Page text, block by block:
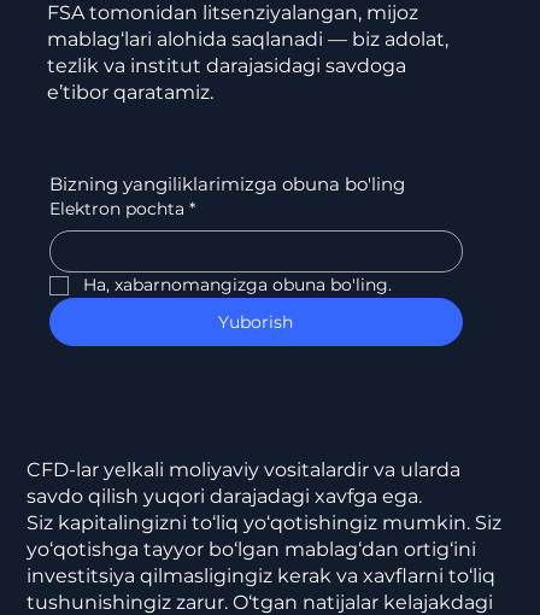
FSA tomonidan litsenziyalangan, mijoz
mablag‘lari alohida saqlanadi — biz adolat,
tezlik va institut darajasidagi savdoga
e’tibor qaratamiz.
Bizning yangiliklarimizga obuna bo'ling
Elektron pochta *
Ha, xabarnomangizga obuna bo'ling.
Yuborish
CFD-lar yelkali moliyaviy vositalardir va ularda
savdo qilish yuqori darajadagi xavfga ega.
Siz kapitalingizni to‘liq yo‘qotishingiz mumkin. Siz
yo‘qotishga tayyor bo‘lgan mablag‘dan ortig‘ini
investitsiya qilmasligingiz kerak va xavflarni to‘liq
tushunishingiz zarur. O‘tgan natijalar kelajakdagi